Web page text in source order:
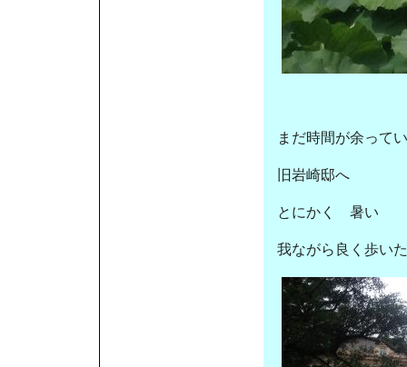
まだ時間が余って
旧岩崎邸へ
とにかく 暑い
我ながら良く歩い